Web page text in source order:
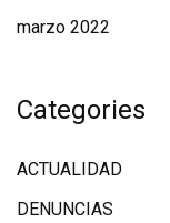
marzo 2022
Categories
ACTUALIDAD
DENUNCIAS